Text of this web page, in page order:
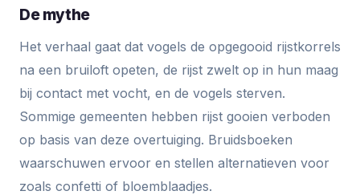
De mythe
Het verhaal gaat dat vogels de opgegooid rijstkorrels
na een bruiloft opeten, de rijst zwelt op in hun maag
bij contact met vocht, en de vogels sterven.
Sommige gemeenten hebben rijst gooien verboden
op basis van deze overtuiging. Bruidsboeken
waarschuwen ervoor en stellen alternatieven voor
zoals confetti of bloemblaadjes.